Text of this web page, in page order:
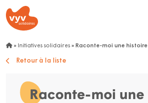
» Initiatives solidaires » Raconte-moi une histoire
Retour à la liste
Raconte-moi une